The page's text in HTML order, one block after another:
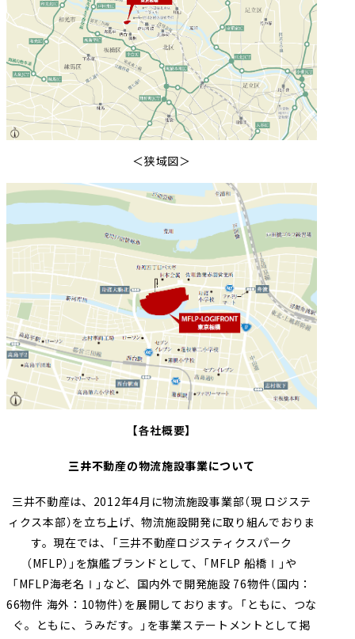
＜狭域図＞
【各社概要】
三井不動産の物流施設事業について
三井不動産は、 2012年4 月に物流施設事業部（現 ロジステ
ィクス本部）を立ち上げ、物流施設開発に取り組んでおりま
す。現在では、「三井不動産ロジスティクスパーク
（ MFLP）」を旗艦ブランドとして、「 MFLP 船橋Ⅰ」や
「 MFLP海老名Ⅰ」など、国内外で開発施設 76物件（国内：
66物件 海外： 10物件）を展開しております。「ともに、つな
ぐ。ともに、うみだす。」を事業ステートメントとして掲